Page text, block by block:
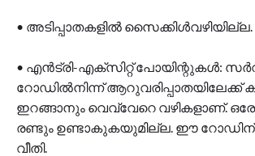
• അടിപ്പാതകളിൽ സൈക്കിൾവഴിയില്ല.
• എൻട്രി-എക്സിറ്റ് പോയിന്റുകൾ:
റോഡിൽനിന്ന് ആറുവരിപ്പാതയിലേക്ക്
ഇറങ്ങാനും വെവ്വേറെ വഴികളാണ്.
രണ്ടും ഉണ്ടാകുകയുമില്ല. ഈ റോഡിന്
വീതി.